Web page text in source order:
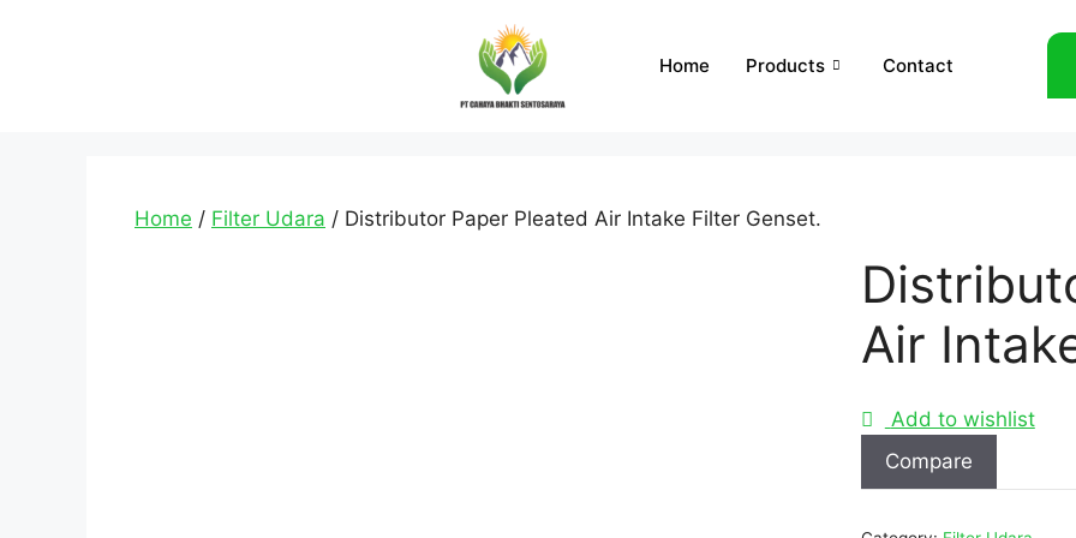
Home Products Contact
Home / Filter Udara / Distributor Paper Pleated Air Intake Filter Genset.
Air
Add to wishlist
Compare